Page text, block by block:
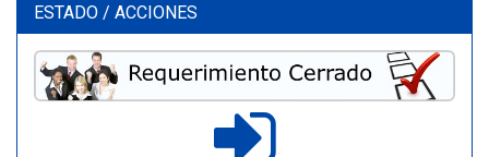
ESTADO / ACCIONES